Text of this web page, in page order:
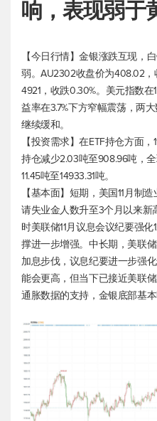
响，表现弱于
【今日行情】金银涨跌互现，
弱。AU2302收盘价为408.02，
4921，收跌0.30%。 美元指数在
益率在3.7%下方窄幅震荡，两
继续缓和。
【投资需求】在ETF持仓方面
持仓减少2.03吨至908.96吨，
11.45吨至14933.31吨。
【基本面】短期，美国11月制
请失业金人数升至3个月以来新
时美联储11月议息会议纪要强
撑进一步增强。中长期，美联
加息步伐，议息纪要进一步强
能会更高，但当下已接近美联
通胀数据的支持，金银底部基本